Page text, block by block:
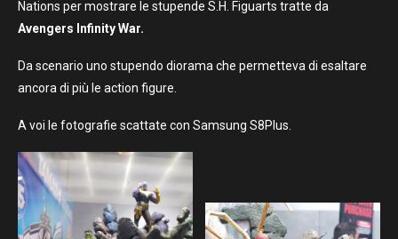
Nations per mostrare le stupende S.H. Figuarts tratte da
Avengers Infinity War.
Da scenario uno stupendo diorama che permetteva di esaltare
ancora di più le action figure.
A voi le fotografie scattate con Samsung S8Plus.